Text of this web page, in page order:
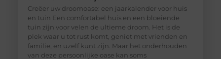
Creëer uw droomoase: een jaarkalender voor huis
en tuin Een comfortabel huis en een bloeiende
tuin zijn voor velen de ultieme droom. Het is de
plek waar u tot rust komt, geniet met vrienden en
familie, en uzelf kunt zijn. Maar het onderhouden
van deze persoonlijke oase kan soms